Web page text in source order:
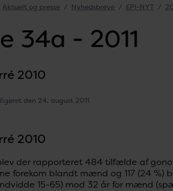
Aktuelt og presse Nyhedsbreve EPI-NYT
34a - 2011
2010
den 24. august 2011
2010
der rapporteret 484 tilfælde af
forekom blandt mænd og 117 (24 %)
15-65) mod 32 år for mænd